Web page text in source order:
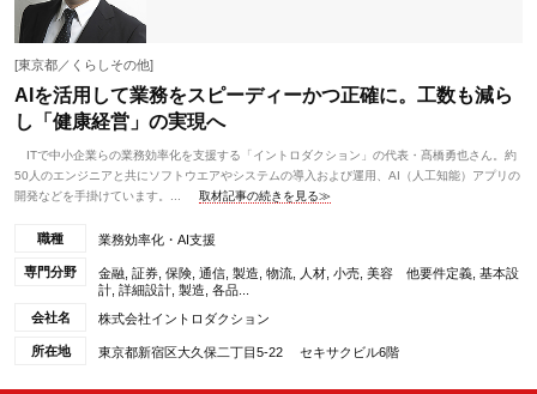
[東京都／くらしその他]
AIを活用して業務をスピーディーかつ正確に。工数も減ら
し「健康経営」の実現へ
ITで中小企業らの業務効率化を支援する「イントロダクション」の代表・髙橋勇也さん。約
50人のエンジニアと共にソフトウエアやシステムの導入および運用、AI（人工知能）アプリの
開発などを手掛けています。...
取材記事の続きを見る≫
職種 業務効率化・AI支援
専門分野
金融, 証券, 保険, 通信, 製造, 物流, 人材, 小売, 美容 他要件定義, 基本設
計, 詳細設計, 製造, 各品...
会社名
株式会社イントロダクション
所在地 東京都新宿区大久保二丁目5-22 セキサクビル6階